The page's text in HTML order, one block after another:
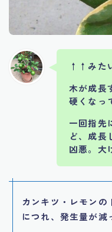
↑↑みた
木が成長
硬くなっ
一回指先
ど、成長
凶悪。大
カンキツ・レモンの
につれ、発生量が減